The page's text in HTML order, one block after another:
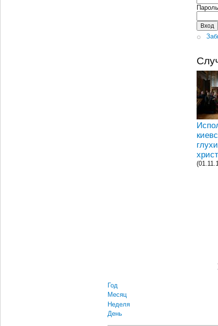
Год
Месяц
Неделя
День